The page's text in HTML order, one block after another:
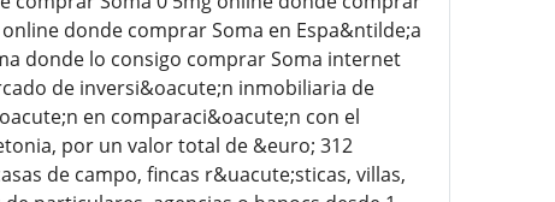
donde comprar Soma en Espa&ntilde;a
donde lo consigo comprar Soma internet
de inversi&oacute;n inmobiliaria de
en comparaci&oacute;n con el
por un valor total de &euro; 312
de campo, fincas r&uacute;sticas, villas,